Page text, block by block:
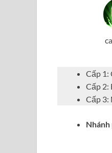
Cấp 1:
Cấp 2:
Cấp 3:
Nhánh